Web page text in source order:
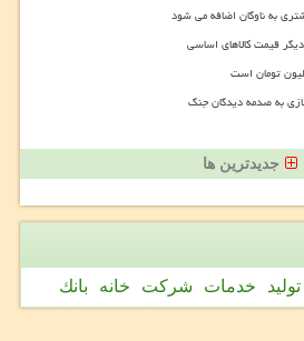
به ناوگان اضافه می شود
قیمت کالاهای اساسی
به صدمه دیدگان جنگ
جدیدترین ها
تولید خدمات شركت خانه بانك